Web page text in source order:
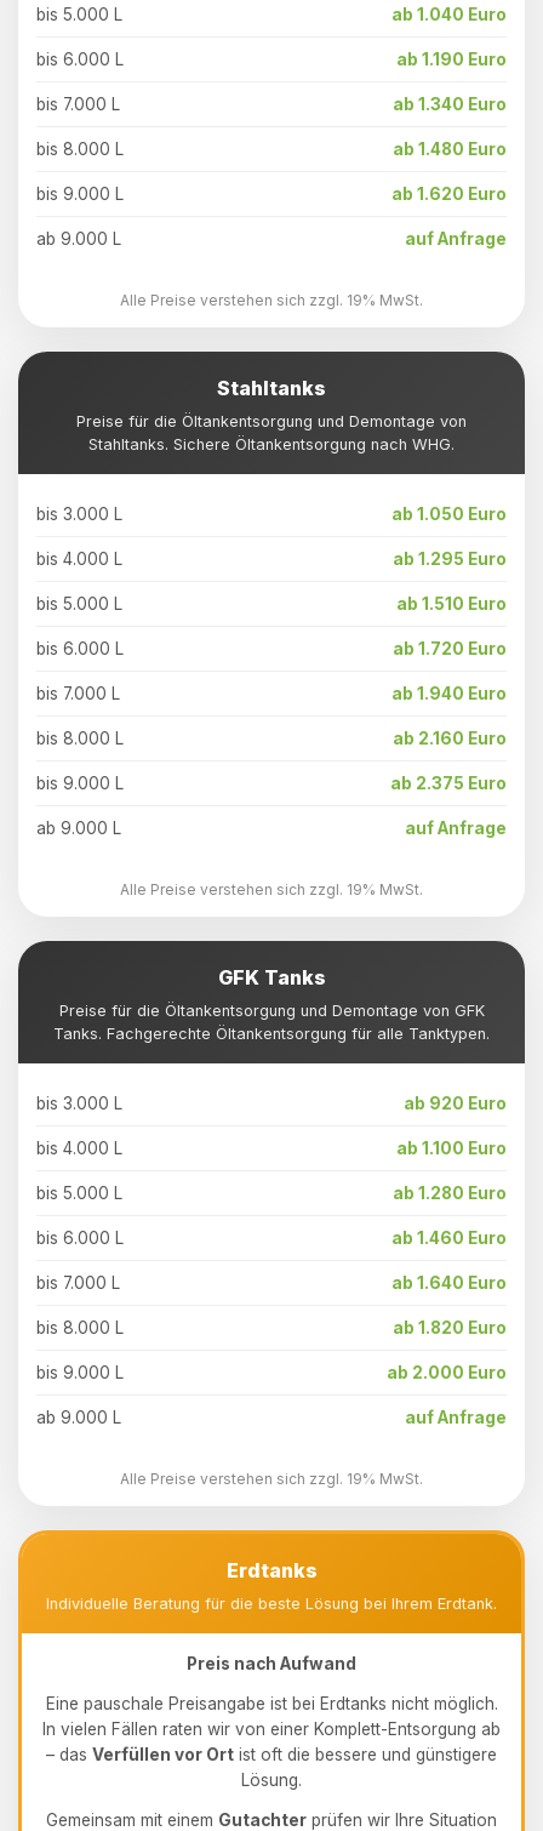
bis 5.000 L ab 1.040 Euro
bis 6.000 L ab 1.190 Euro
bis 7.000 L ab 1.340 Euro
bis 8.000 L ab 1.480 Euro
bis 9.000 L ab 1.620 Euro
ab 9.000 L auf Anfrage
Alle Preise verstehen sich zzgl. 19% MwSt.
Stahltanks
Preise für die Öltankentsorgung und Demontage von
Stahltanks. Sichere Öltankentsorgung nach WHG.
bis 3.000 L ab 1.050 Euro
bis 4.000 L ab 1.295 Euro
bis 5.000 L ab 1.510 Euro
bis 6.000 L ab 1.720 Euro
bis 7.000 L ab 1.940 Euro
bis 8.000 L ab 2.160 Euro
bis 9.000 L ab 2.375 Euro
ab 9.000 L auf Anfrage
Alle Preise verstehen sich zzgl. 19% MwSt.
GFK Tanks
Preise für die Öltankentsorgung und Demontage von GFK
Tanks. Fachgerechte Öltankentsorgung für alle Tanktypen.
bis 3.000 L ab 920 Euro
bis 4.000 L ab 1.100 Euro
bis 5.000 L ab 1.280 Euro
bis 6.000 L ab 1.460 Euro
bis 7.000 L ab 1.640 Euro
bis 8.000 L ab 1.820 Euro
bis 9.000 L ab 2.000 Euro
ab 9.000 L auf Anfrage
Alle Preise verstehen sich zzgl. 19% MwSt.
Erdtanks
Individuelle Beratung für die beste Lösung bei Ihrem Erdtank.
Preis nach Aufwand
Eine pauschale Preisangabe ist bei Erdtanks nicht möglich.
In vielen Fällen raten wir von einer Komplett-Entsorgung ab
– das Verfüllen vor Ort ist oft die bessere und günstigere
Lösung.
Gemeinsam mit einem Gutachter prüfen wir Ihre Situation